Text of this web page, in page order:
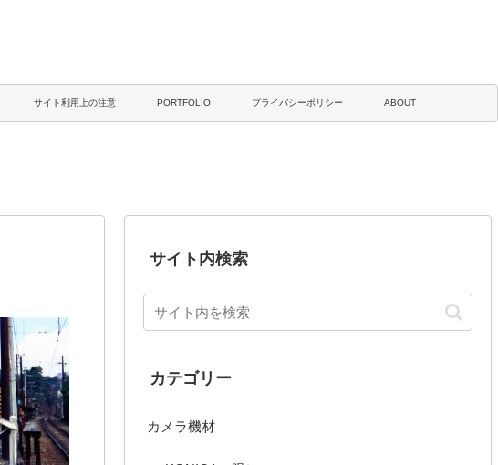
サイト利用上の注意 PORTFOLIO プライバシーポリシー ABOUT
サイト内検索
カテゴリー
カメラ機材